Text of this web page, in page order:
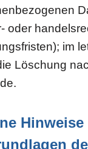
oder
im
Löschung
Hinweise